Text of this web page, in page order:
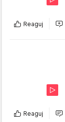
Reaguj
Reaguj